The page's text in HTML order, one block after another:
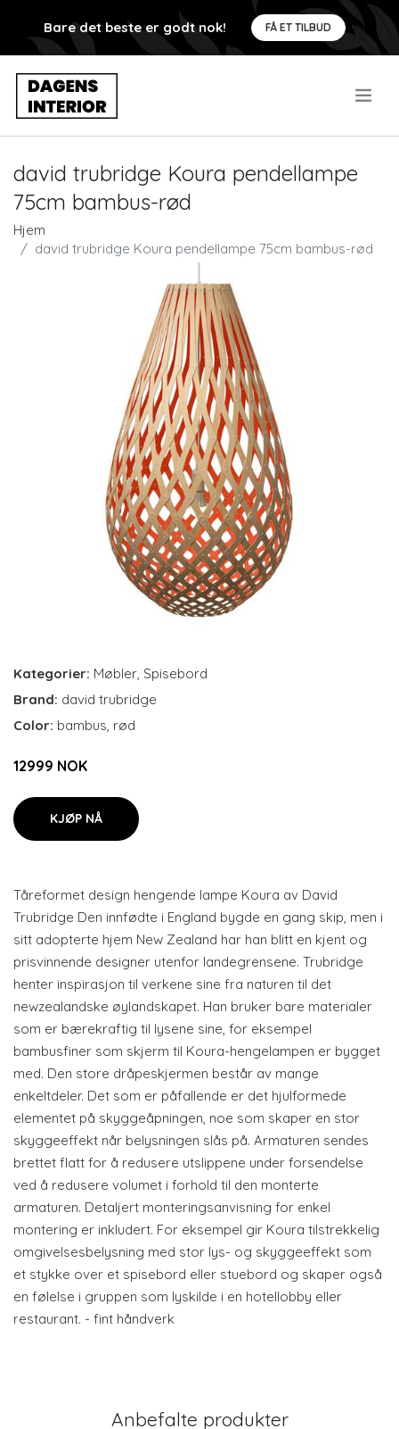
Bare det beste er godt nok! FÅ ET TILBUD
david trubridge Koura pendellampe
75cm bambus-rød
Hjem
david trubridge Koura pendellampe 75cm bambus-rød
Kategorier: Møbler, Spisebord
Brand: david trubridge
Color: bambus, rød
12999 NOK
KJØP NÅ
Tåreformet design hengende lampe Koura av David
Trubridge Den innfødte i England bygde en gang skip, men i
sitt adopterte hjem New Zealand har han blitt en kjent og
prisvinnende designer utenfor landegrensene. Trubridge
henter inspirasjon til verkene sine fra naturen til det
newzealandske øylandskapet. Han bruker bare materialer
som er bærekraftig til lysene sine, for eksempel
bambusfiner som skjerm til Koura-hengelampen er bygget
med. Den store dråpeskjermen består av mange
enkeltdeler. Det som er påfallende er det hjulformede
elementet på skyggeåpningen, noe som skaper en stor
skyggeeffekt når belysningen slås på. Armaturen sendes
brettet flatt for å redusere utslippene under forsendelse
ved å redusere volumet i forhold til den monterte
armaturen. Detaljert monteringsanvisning for enkel
montering er inkludert. For eksempel gir Koura tilstrekkelig
omgivelsesbelysning med stor lys- og skyggeeffekt som
et stykke over et spisebord eller stuebord og skaper også
en følelse i gruppen som lyskilde i en hotellobby eller
restaurant. - fint håndverk
Anbefalte produkter